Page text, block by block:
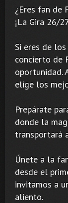
¿Eres fan de
¡La Gira 26/
Si eres de
concierto de
oportunidad.
elige los
Prepárate
donde la
transportará
Únete a la
desde el
invitamos a
aliento.